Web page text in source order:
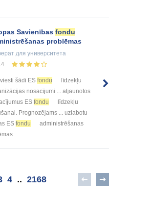
Savienības fondu
problēmas
для университета
šādi ES fondu
līdzekļu
nosacījumi ... atjaunotos
ES fondu
līdzekļu
Prognozējams ... uzlabotu
ES fondu
administrēšanas
4 .. 2168